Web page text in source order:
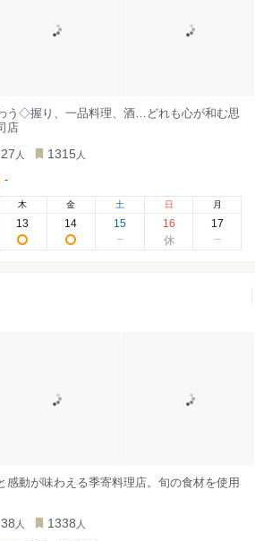
う◇握り、一品料理、酒…どれも心が和む思
店
27 人 1315 人
-
木
13
金
14
土
15
日
16
月
17
感動が味わえる季寄料理店。旬の食材を使用
38 人 1338 人